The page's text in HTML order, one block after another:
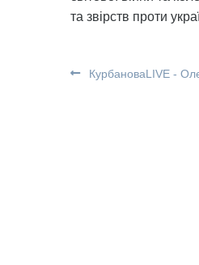
та звірств проти
КурбановаLIVE -